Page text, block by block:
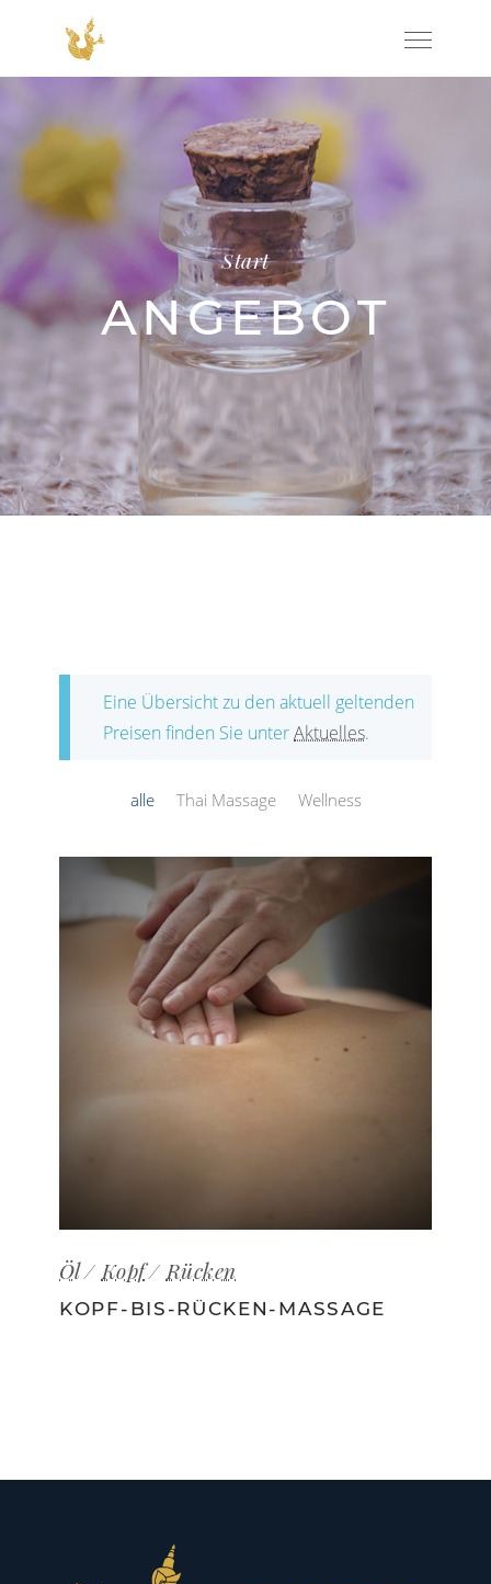
Start
ANGEBOT
Eine Übersicht zu den aktuell geltenden
Preisen finden Sie unterAktuelles.
alle Thai Massage Wellness
Öl Kopf Rücken
KOPF-BIS-RÜCKEN-MASSAGE